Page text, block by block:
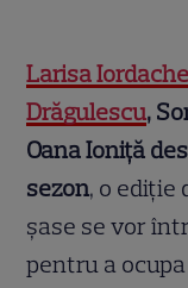
Larisa Iordache
Drăgulescu,
Oana Ioniță
sezon, o ediție
șase se vor
pentru a